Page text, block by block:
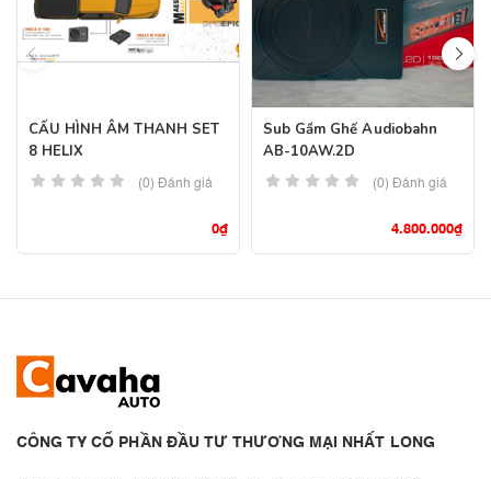
CẤU HÌNH ÂM THANH SET
8 HELIX
(0) Đánh giá
0₫
Sub Gầm Ghế Audiobahn
AB-10AW.2D
(0) Đánh giá
4.800.000₫
CÔNG TY CỔ PHẦN ĐẦU TƯ THƯƠNG MẠI NHẤT LONG